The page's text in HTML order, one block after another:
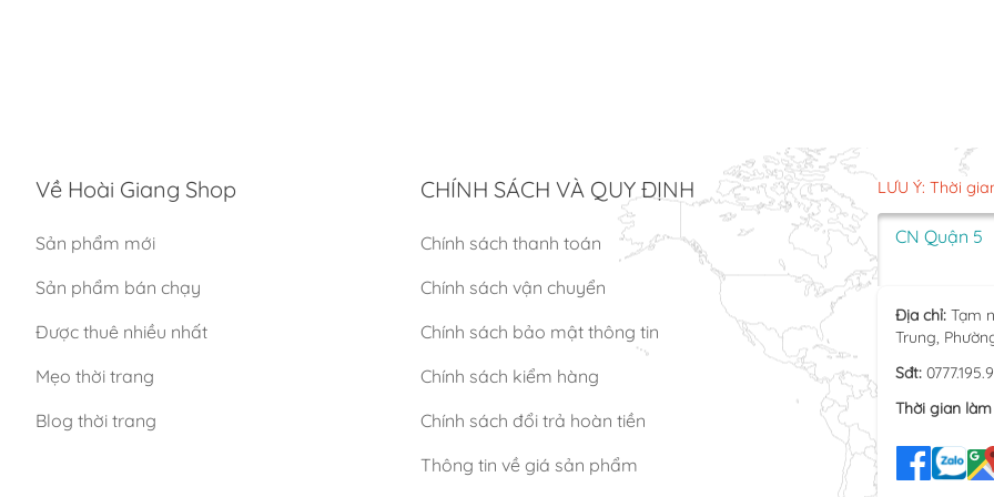
Về Hoài Giang Shop
Sản phẩm mới
Sản phẩm bán chạy
Được thuê nhiều nhất
Mẹo thời trang
Blog thời trang
CHÍNH SÁCH VÀ QUY ĐỊNH
Chính sách thanh toán
Chính sách vận chuyển
Chính sách bảo mật thông tin
Chính sách kiểm hàng
Chính sách đổi trả hoàn tiền
Thông tin về giá sản phẩm
LƯU Ý: Thời
CN Quận 5
Địa chỉ: Tạm
Trung,
Sđt:
Thời gian